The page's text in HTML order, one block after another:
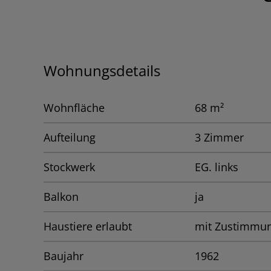
Wohnungsdetails
Wohnfläche 68 m²
Aufteilung 3 Zimmer
Stockwerk EG. links
Balkon ja
Haustiere erlaubt mit
Baujahr 1962